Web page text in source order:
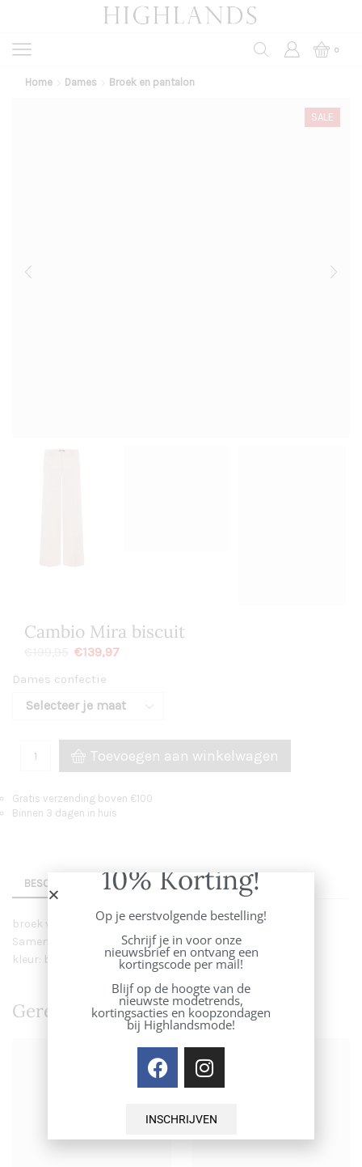
0
Home Dames Broek en pantalon
SALE
Cambio Mira biscuit
€139,97
Dames confectie
Toevoegen aan winkelwagen
Gratis verzending boven €100
Binnen 3 dagen in huis
BESCHRIJVING AANVULLENDE INFORMATIE
broek van Cambio met
Samenstelling : 65% linen, 34% cotton, 1% elastane
kleur: biscuit suede
Gerelateerde Producten
10% Korting!
Op je eerstvolgende bestelling!
Schrijf je in voor onze
nieuwsbrief en ontvang een
kortingscode per mail!
Blijf op de hoogte van de
nieuwste modetrends,
kortingsacties en koopzondagen
bij Highlandsmode!
INSCHRIJVEN